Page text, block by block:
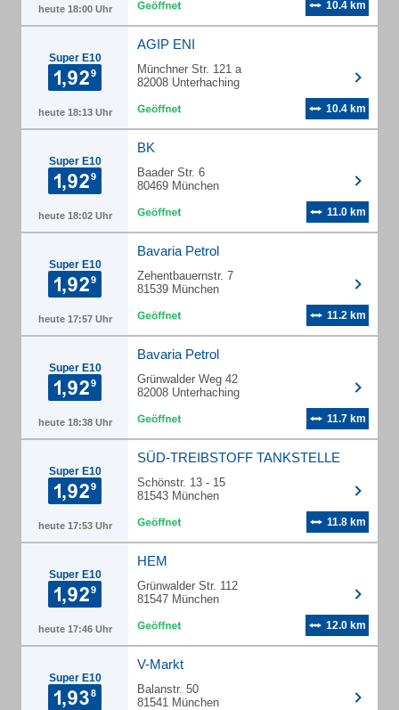
heute 18:00 Uhr 10.4 km
Super E10
heute 18:13 Uhr
AGIP ENI
Münchner Str. 121 a
82008 Unterhaching
10.4 km
Super E10
heute 18:02 Uhr
BK
Baader Str. 6
80469 München
11.0 km
Super E10
heute 17:57 Uhr
Bavaria Petrol
Zehentbauernstr. 7
81539 München
11.2 km
Super E10
heute 18:38 Uhr
Bavaria Petrol
Grünwalder Weg 42
82008 Unterhaching
11.7 km
Super E10
heute 17:53 Uhr
SÜD-TREIBSTOFF TANKSTELLE
Schönstr. 13 - 15
81543 München
11.8 km
Super E10
heute 17:46 Uhr
HEM
Grünwalder Str. 112
81547 München
12.0 km
Super E10
V-Markt
Balanstr. 50
81541 München